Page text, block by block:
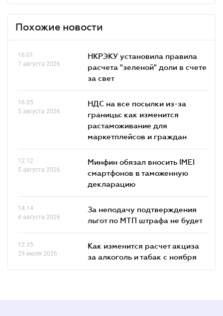
Похожие новости
16.01
7 августа 2026
НКРЭКУ установила правила
расчета "зеленой" доли в счете
за свет
16.05
5 августа 2026
НДС на все посылки из-за
границы: как изменится
растаможивание для
маркетплейсов и граждан
12.12
5 августа 2026
Минфин обязал вносить IMEI
смартфонов в таможенную
декларацию
14.14
4 августа 2026
За неподачу подтверждения
льгот по МТП штрафа не будет
12.35
29 июля 2026
Как изменится расчет акциза
за алкоголь и табак с ноября